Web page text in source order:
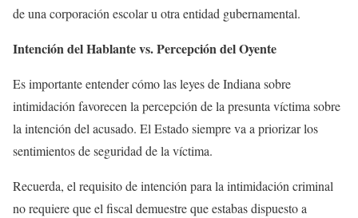
de una corporación escolar u otra entidad gubernamental.
Intención del Hablante vs. Percepción del Oyente
Es importante entender cómo las leyes de Indiana sobre
intimidación favorecen la percepción de la presunta víctima sobre
la intención del acusado. El Estado siempre va a priorizar los
sentimientos de seguridad de la víctima.
Recuerda, el requisito de intención para la intimidación criminal
no requiere que el fiscal demuestre que estabas dispuesto a